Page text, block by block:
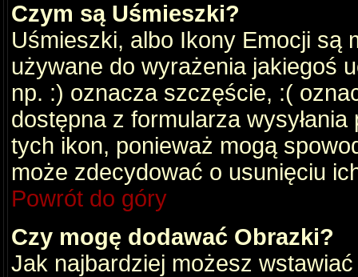
Czym są Uśmieszki?
Uśmieszki, albo Ikony Emocji są
używane do wyrażenia jakiegoś
np. :) oznacza szczęście, :(
dostępna z formularza
tych ikon, ponieważ mogą
może zdecydować o usunięciu
Powrót do góry
Czy mogę dodawać Obrazki?
Jak najbardziej możesz